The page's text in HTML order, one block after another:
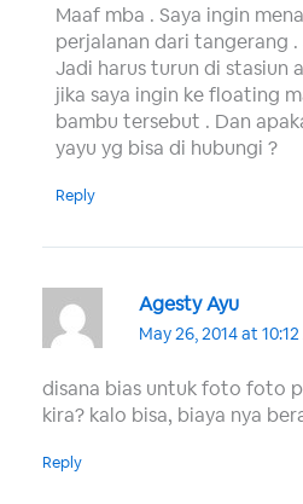
Maaf mba . Saya ingin
perjalanan dari tangerang .
Jadi harus turun di stasiun
jika saya ingin ke floating
bambu tersebut . Dan
yayu yg bisa di hubungi ?
Reply
Agesty Ayu
May 26, 2014 at
disana bias untuk foto foto
kira? kalo bisa, biaya nya
Reply